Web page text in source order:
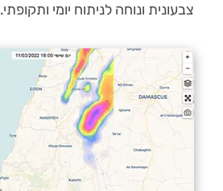
צבעונית ונוחה לניתוח יומי ותקופתי.